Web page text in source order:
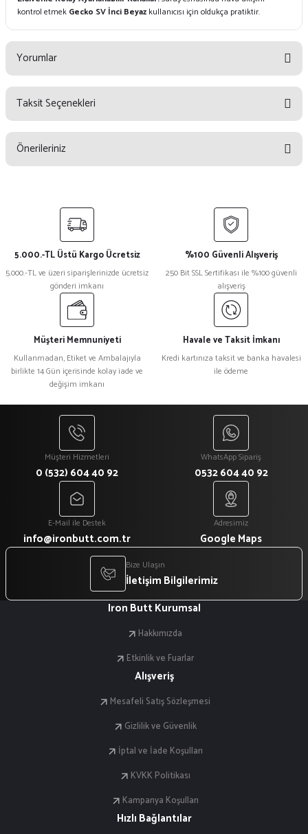
kontrol etmek Gecko SV İnci Beyaz kullanıcısı için oldukça pratiktir.
Yorumlar
Yorum Yaz
Taksit Seçenekleri
Önerileriniz
yetersiz gördüğünüz noktaları öneri formunu kullanarak tarafımıza
Görüş ve önerileriniz için teşekkür ederiz.
Ürün resmi kalitesiz, bozuk veya görüntülenemiyor.
Ürün açıklamasında eksik bilgiler bulunuyor.
Ürün bilgilerinde hatalar bulunuyor.
Ürün fiyatı diğer sitelerden daha pahalı.
Bu ürüne benzer farklı alternatifler olmalı.
5.000.-TL Üstü Kargo Ücretsiz
5.000.-TL ve üzeri siparişlerinizde ücretsiz
gönderi imkanı
%100 Güvenli Alışveriş
250 Bit SSL Sertifikası ile %100 güvenli
alışveriş
Müşteri Memnuniyeti
Kullanmadan, Etiket ve Ambalajıyla
birlikte 14 Gün içerisinde kolay iade ve
değişim imkanı
Havale ve Taksit İmkanı
Kredi kartınıza taksit ve banka havalesi
ile ödeme
Müşteri Hizmetleri
0 (532) 604 40 92
WhatsApp Sipariş
0532 604 40 92
E-Mail ile Destek
info@ironbutt.com.tr
Adresimiz
Google Maps
Bize Ulaşın
İletişim Bilgilerimiz
Iron Butt Kurumsal
Hakkımızda
Etkinlik ve Fuarlar
Alışveriş
Mesafeli Satış Sözleşmesi
Gizlilik ve Güvenlik
İptal ve İade Koşulları
KVKK Politikası
Kampanya Koşulları
Hızlı Bağlantılar